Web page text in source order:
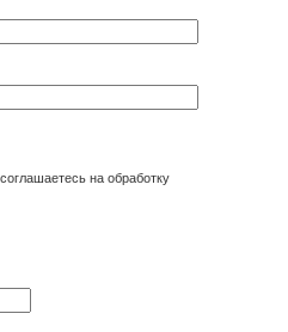
на обработку